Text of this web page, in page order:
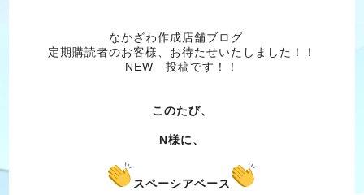
なかざわ作成店舗ブログ
定期購読者のお客様、お待たせいたしました！！
NEW 投稿です！！
このたび、
N様に、
スペーシアベース